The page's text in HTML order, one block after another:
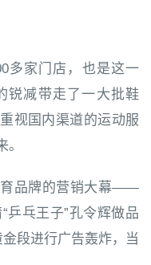
多家门店，也是这一
锐减带走了一大批鞋
视国内渠道的运动服
育品牌的营销大幕——
乒乓王子”孔令辉做品
段进行广告轰炸，当